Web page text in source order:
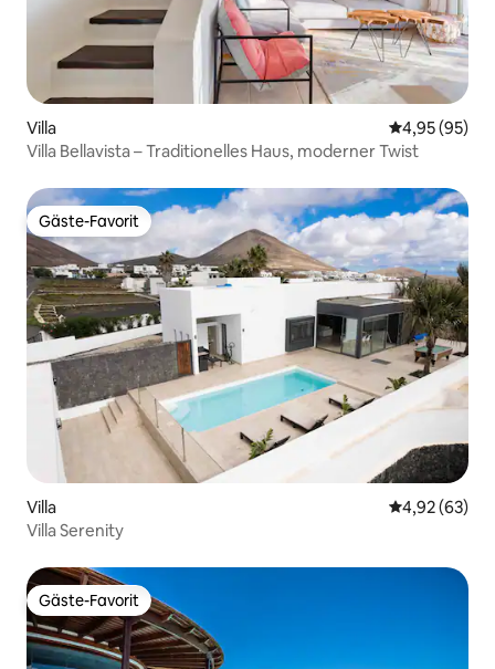
Villa
4,95 (95)
Villa Bellavista – Traditionelles Haus, moderner Twist
Gäste-Favorit
Gäste-Favorit
Villa
4,92 (63)
Villa Serenity
Gäste-Favorit
Gäste-Favorit